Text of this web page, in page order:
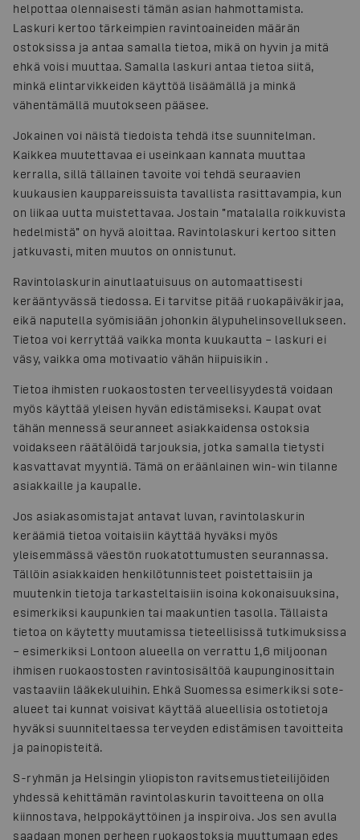
helpottaa olennaisesti tämän asian hahmottamista.
Laskuri kertoo tärkeimpien ravintoaineiden määrän
ostoksissa ja antaa samalla tietoa, mikä on hyvin ja mitä
ehkä voisi muuttaa. Samalla laskuri antaa tietoa siitä,
minkä elintarvikkeiden käyttöä lisäämällä ja minkä
vähentämällä muutokseen pääsee.
Jokainen voi näistä tiedoista tehdä itse suunnitelman.
Kaikkea muutettavaa ei useinkaan kannata muuttaa
kerralla, sillä tällainen tavoite voi tehdä seuraavien
kuukausien kauppareissuista tavallista rasittavampia, kun
on liikaa uutta muistettavaa. Jostain ”matalalla roikkuvista
hedelmistä” on hyvä aloittaa. Ravintolaskuri kertoo sitten
jatkuvasti, miten muutos on onnistunut.
Ravintolaskurin ainutlaatuisuus on automaattisesti
kerääntyvässä tiedossa. Ei tarvitse pitää ruokapäiväkirjaa,
eikä naputella syömisiään johonkin älypuhelinsovellukseen.
Tietoa voi kerryttää vaikka monta kuukautta – laskuri ei
väsy, vaikka oma motivaatio vähän hiipuisikin .
Tietoa ihmisten ruokaostosten terveellisyydestä voidaan
myös käyttää yleisen hyvän edistämiseksi. Kaupat ovat
tähän mennessä seuranneet asiakkaidensa ostoksia
voidakseen räätälöidä tarjouksia, jotka samalla tietysti
kasvattavat myyntiä. Tämä on eräänlainen win-win tilanne
asiakkaille ja kaupalle.
Jos asiakasomistajat antavat luvan, ravintolaskurin
keräämiä tietoa voitaisiin käyttää hyväksi myös
yleisemmässä väestön ruokatottumusten seurannassa.
Tällöin asiakkaiden henkilötunnisteet poistettaisiin ja
muutenkin tietoja tarkasteltaisiin isoina kokonaisuuksina,
esimerkiksi kaupunkien tai maakuntien tasolla. Tällaista
tietoa on käytetty muutamissa tieteellisissä tutkimuksissa
– esimerkiksi Lontoon alueella on verrattu 1,6 miljoonan
ihmisen ruokaostosten ravintosisältöä kaupunginosittain
vastaaviin lääkekuluihin. Ehkä Suomessa esimerkiksi sote-
alueet tai kunnat voisivat käyttää alueellisia ostotietoja
hyväksi suunniteltaessa terveyden edistämisen tavoitteita
ja painopisteitä.
S-ryhmän ja Helsingin yliopiston ravitsemustieteilijöiden
yhdessä kehittämän ravintolaskurin tavoitteena on olla
kiinnostava, helppokäyttöinen ja inspiroiva. Jos sen avulla
saadaan monen perheen ruokaostoksia muuttumaan edes